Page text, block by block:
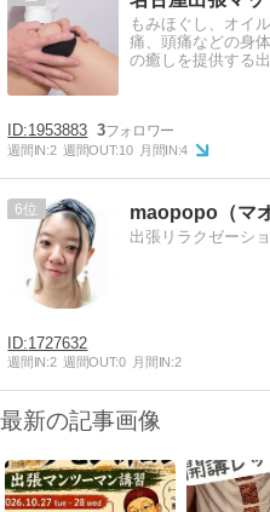
もみほぐし、オイ
痛、頭痛などの身
の癒しを提供する
1953883 3
週間IN:2 週間OUT:10 月間IN:4
6 maopopo（マ
出張リラクゼーシ
1727632
週間IN:2 週間OUT:0 月間IN:2
最新の記事画像